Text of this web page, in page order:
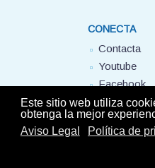
Este sitio web utiliza
obtenga la mejor
Aviso Legal
Política de
CONECTA
Contacta
Youtube
Facebook
FUHEM